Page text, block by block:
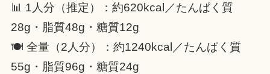
📊 1人分（推定）：約620kcal／たんぱく質
28g・脂質48g・糖質12g
🍽 全量（2人分）：約1240kcal／たんぱく質
55g・脂質96g・糖質24g